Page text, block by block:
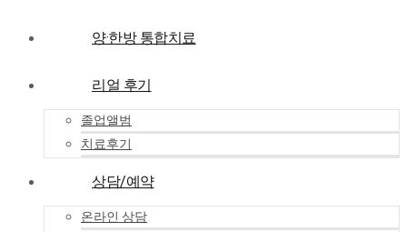
양·한방 통합치료
리얼 후기
졸업앨범
치료후기
상담/예약
온라인 상담